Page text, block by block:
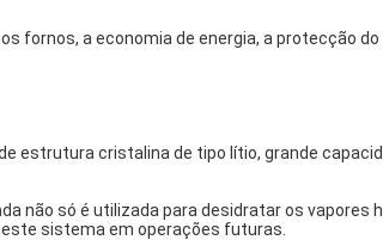
fornos, a economia de energia, a protecção
estrutura cristalina de tipo lítio, grande
não só é utilizada para desidratar os
sistema em operações futuras.